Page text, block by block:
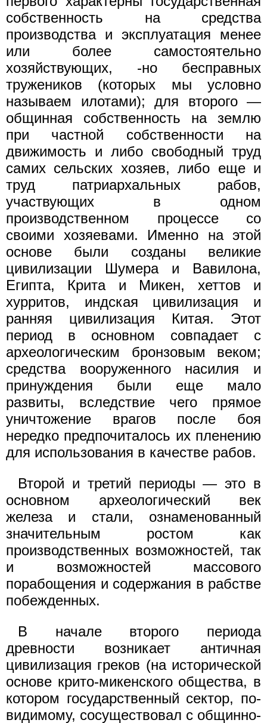
собственность на средства
производства и эксплуатация менее
или более самостоятельно
хозяйствующих, -но бесправных
тружеников (которых мы условно
называем илотами); для второго —
общинная собственность на землю
при частной собственности на
движимость и либо свободный труд
самих сельских хозяев, либо еще и
труд патриархальных рабов,
участвующих в одном
производственном процессе со
своими хозяевами. Именно на этой
основе были созданы великие
цивилизации Шумера и Вавилона,
Египта, Крита и Микен, хеттов и
хурритов, индская цивилизация и
ранняя цивилизация Китая. Этот
период в основном совпадает с
археологическим бронзовым веком;
средства вооруженного насилия и
принуждения были еще мало
развиты, вследствие чего прямое
уничтожение врагов после боя
нередко предпочиталось их пленению
для использования в качестве рабов.
Второй и третий периоды — это в
основном археологический век
железа и стали, ознаменованный
значительным ростом как
производственных возможностей, так
и возможностей массового
порабощения и содержания в рабстве
побежденных.
В начале второго периода
древности возникает античная
цивилизация греков (на исторической
основе крито-микенского общества, в
котором государственный сектор, по-
видимому, сосуществовал с общинно-